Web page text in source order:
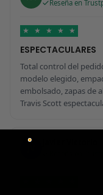
Reseña en
★ ★ ★ ★ ★
ESPECTACULARES
Total control del
modelo elegido,
embolsado, zapas de
Travis Scott